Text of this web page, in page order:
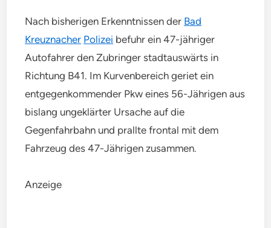
Nach bisherigen Erkenntnissen der Bad
Kreuznacher Polizei befuhr ein 47-jähriger
Autofahrer den Zubringer stadtauswärts in
Richtung B41. Im Kurvenbereich geriet ein
entgegenkommender Pkw eines 56-Jährigen aus
bislang ungeklärter Ursache auf die
Gegenfahrbahn und prallte frontal mit dem
Fahrzeug des 47-Jährigen zusammen.
Anzeige